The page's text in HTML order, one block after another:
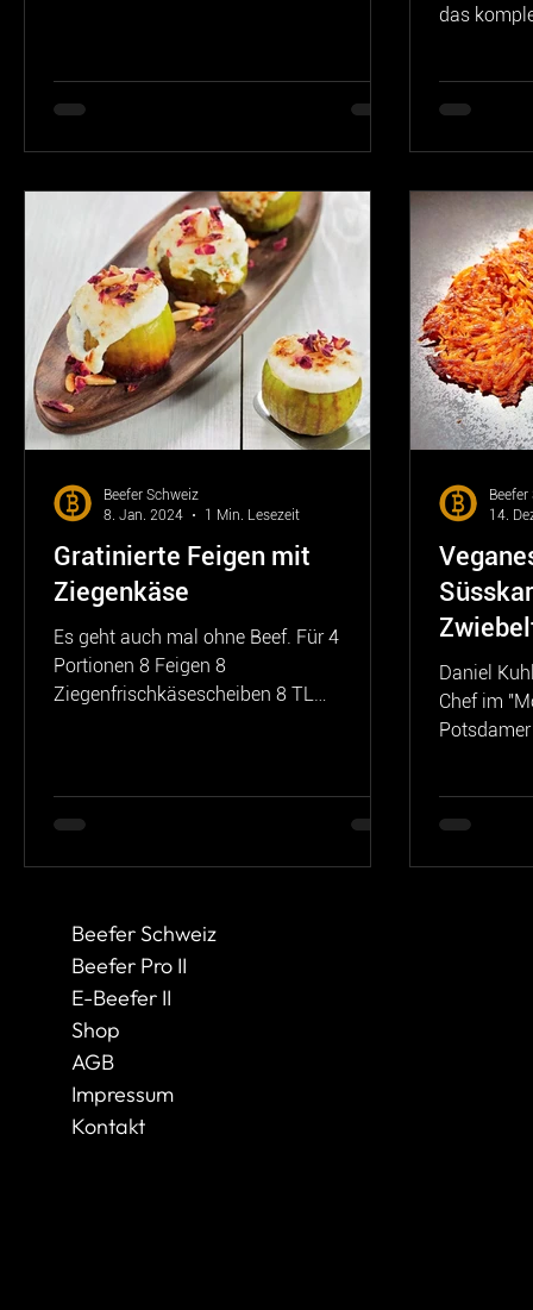
das
Gratinierte Feigen mit
Ziegenkäse
Es geht auch mal ohne Beef. Für 4
Portionen 8 Feigen 8
Ziegenfrischkäsescheiben 8 TL
Beefer Schweiz
8. Jan. 2024
1 Min. Lesezeit
Daniel
Chef im
14.
Beefer Schweiz
Beefer Pro II
E-Beefer II
Shop
AGB
Impressum
Kontakt